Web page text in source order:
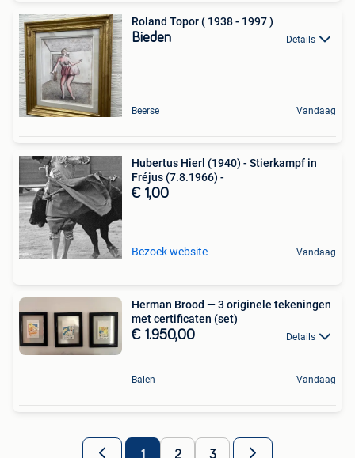
Roland Topor ( 1938 - 1997 )
Bieden Details
Beerse Vandaag
Hubertus Hierl (1940) - Stierkampf in
Fréjus (7.8.1966) -
€ 1,00
Bezoek website Vandaag
Herman Brood — 3 originele tekeningen
met certificaten (set)
€ 1.950,00 Details
Balen Vandaag
1 2 3